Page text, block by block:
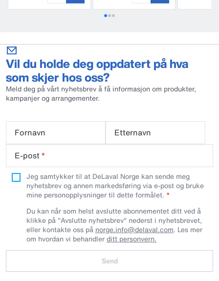
Vil du holde deg oppdatert på hva
som skjer hos oss?
Meld deg på vårt nyhetsbrev å få informasjon om produkter,
kampanjer og arrangementer.
Fornavn
Etternavn
E-post*
Jeg samtykker til at DeLaval Norge kan sende meg
nyhetsbrev og annen markedsføring via e-post og bruke
mine personopplysninger til dette formålet.
Du kan når som helst avslutte abonnementet ditt ved å
klikke på "Avslutte nyhetsbrev" nederst i nyhetsbrevet,
eller kontakte oss på norge.info@delaval.com. Les mer
om hvordan vi behandlerditt personvern.
Send